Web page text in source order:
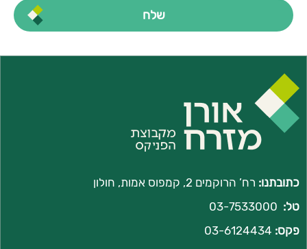
כתובתנו: רח’ הרוקמים 2, קמפוס אמות, חולון
טל: 03-7533000
פקס: